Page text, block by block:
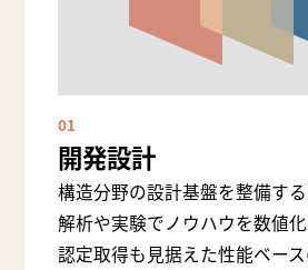
01
開発設計
構造分野の設計基盤を整備する
解析や実験でノウハウを数値
認定取得も見据えた性能ベー